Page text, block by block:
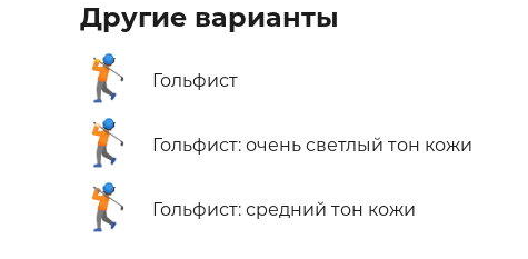
Другие варианты
🏌️ Гольфист
🏌🏻 Гольфист: очень светлый тон кожи
🏌🏽 Гольфист: средний тон кожи